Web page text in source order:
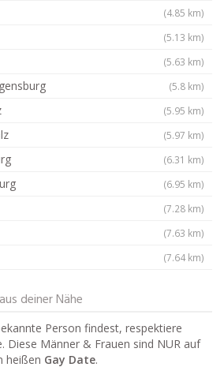
(4.85 km)
(5.13 km)
(5.63 km)
(5.8 km)
(5.95 km)
(5.97 km)
(6.31 km)
(6.95 km)
(7.28 km)
(7.63 km)
(7.64 km)
deiner Nähe
Person findest, respektiere
Diese Männer & Frauen sind NUR auf
heißen Gay Date.